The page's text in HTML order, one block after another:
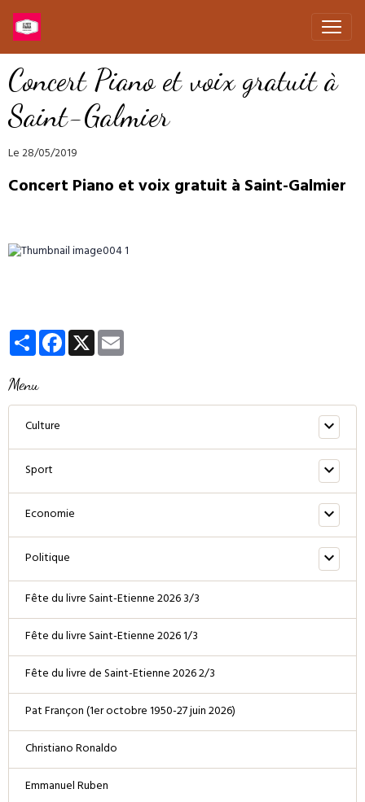
Concert Piano et voix gratuit à
Saint-Galmier
Le 28/05/2019
Concert Piano et voix gratuit à Saint-Galmier
PartagerFacebook
X
Menu
Culture
Sport
Economie
Politique
Fête du livre Saint-Etienne 2026 3/3
Fête du livre Saint-Etienne 2026 1/3
Fête du livre de Saint-Etienne 2026 2/3
Pat Françon (1er octobre 1950-27 juin 2026)
Christiano Ronaldo
Emmanuel Ruben